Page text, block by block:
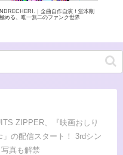
浩二｜日本一歌が上手い！？魂を揺さ
、日本屈指の天才シンガー
ZIPPER、『映画おしり
の配信スタート！ 3rdシン
真も解禁